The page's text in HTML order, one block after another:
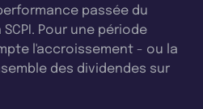
passée du
Pour une période
l'accroissement - ou la
des dividendes sur